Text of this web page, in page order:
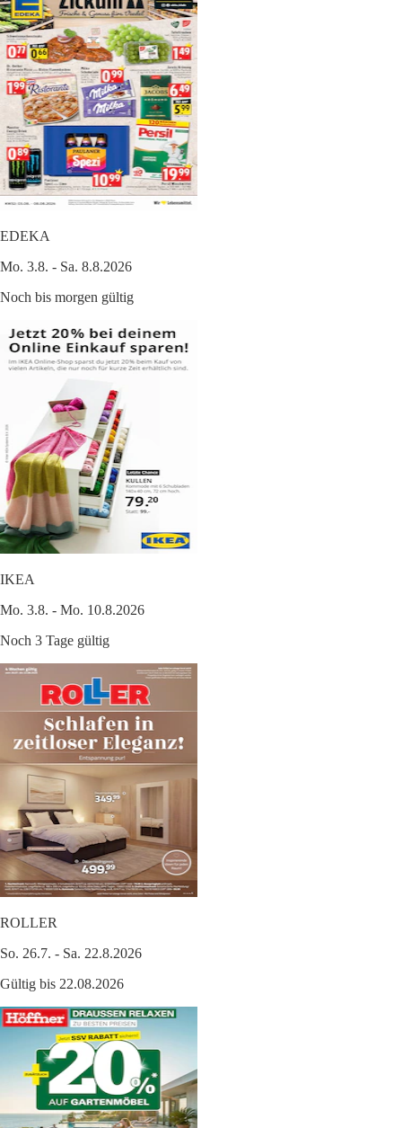
EDEKA
Mo. 3.8. - Sa. 8.8.2026
Noch bis morgen gültig
IKEA
Mo. 3.8. - Mo. 10.8.2026
Noch 3 Tage gültig
ROLLER
So. 26.7. - Sa. 22.8.2026
Gültig bis 22.08.2026